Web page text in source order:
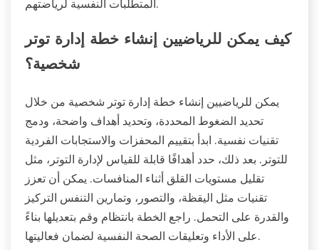
المتطلبات النفسية لرياضتهم.
كيف يمكن للرياضيين إنشاء خطة إدارة توتر
شخصية؟
يمكن للرياضيين إنشاء خطة إدارة توتر شخصية من خلال
تحديد الضغوط المحددة، وتحديد أهداف واضحة، ودمج
تقنيات نفسية. ابدأ بتقييم المحفزات والاستجابات الفردية
للتوتر. بعد ذلك، حدد أهدافًا قابلة للقياس لإدارة التوتر، مثل
تقليل مستويات القلق أثناء المنافسات. يمكن أن تعزز
تقنيات مثل اليقظة، والتصور، وتمارين التنفس التركيز
والقدرة على التحمل. راجع الخطة بانتظام وقم بتعديلها بناءً
على الأداء وتعليقات الصحة النفسية لضمان فعاليتها.